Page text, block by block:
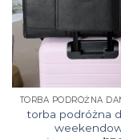
torba podróżna